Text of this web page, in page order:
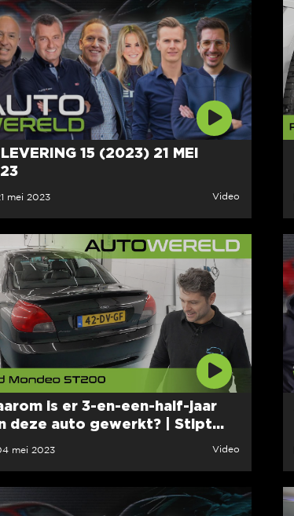
15 (2023) 21 MEI
mei 2023 Video
is er 3-en-een-half-jaar
deze auto gewerkt? | Stipt...
mei 2023 Video